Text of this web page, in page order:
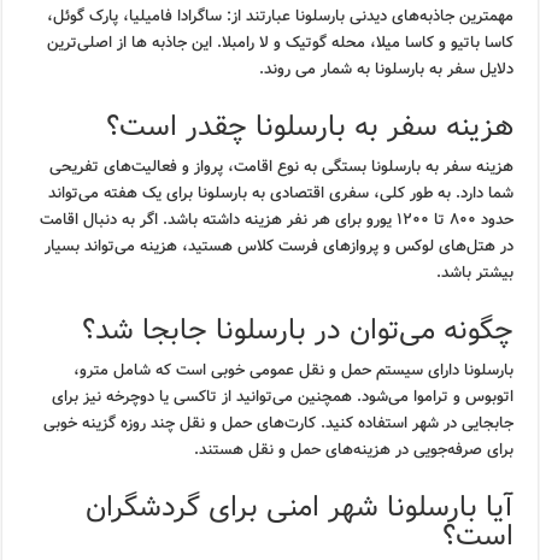
مهمترین جاذبه‌های دیدنی بارسلونا عبارتند از: ساگرادا فامیلیا، پارک گوئل،
کاسا باتیو و کاسا میلا، محله گوتیک و لا رامبلا. این جاذبه ها از اصلی‌ترین
دلایل سفر به بارسلونا به شمار می روند.
هزینه سفر به بارسلونا چقدر است؟
هزینه سفر به بارسلونا بستگی به نوع اقامت، پرواز و فعالیت‌های تفریحی
شما دارد. به طور کلی، سفری اقتصادی به بارسلونا برای یک هفته می‌تواند
حدود ۸۰۰ تا ۱۲۰۰ یورو برای هر نفر هزینه داشته باشد. اگر به دنبال اقامت
در هتل‌های لوکس و پروازهای فرست کلاس هستید، هزینه می‌تواند بسیار
بیشتر باشد.
چگونه می‌توان در بارسلونا جابجا شد؟
بارسلونا دارای سیستم حمل و نقل عمومی خوبی است که شامل مترو،
اتوبوس و تراموا می‌شود. همچنین می‌توانید از تاکسی یا دوچرخه نیز برای
جابجایی در شهر استفاده کنید. کارت‌های حمل و نقل چند روزه گزینه خوبی
برای صرفه‌جویی در هزینه‌های حمل و نقل هستند.
آیا بارسلونا شهر امنی برای گردشگران
است؟